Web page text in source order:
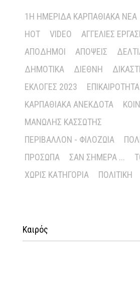
1Η ΗΜΕΡΊΔΑ ΚΑΡΠΑΘΙΑΚΆ ΝΈΑ
HOT
VIDEO ΑΓΓΕΛΊΕΣ
ΑΠΌΔΗΜΟΙ
ΑΠΌΨΕΙΣ
ΔΗΜΟΤΙΚΆ
ΔΙΕΘΝΉ
ΕΚΛΟΓΈΣ 2023
ΕΠΙΚΑΙΡΌΤΗΤΑ
ΚΑΡΠΑΘΙΑΚΆ ΑΝΈΚΔΟΤΑ
ΜΑΝΏΛΗΣ ΚΑΣΣΏΤΗΣ
ΠΕΡΙΒΆΛΛΟΝ - ΦΙΛΟΖΩΊΑ
ΠΡΌΣΩΠΑ
ΣΑΝ ΣΉΜΕΡΑ ...
ΧΩΡΊΣ ΚΑΤΗΓΟΡΊΑ
ΠΟΛΙΤΙΚΉ
Καιρός